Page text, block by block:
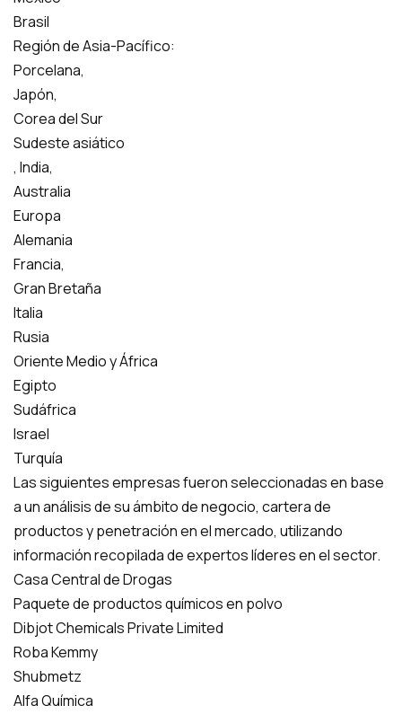
Brasil
Región de Asia-Pacífico:
Porcelana,
Japón,
Corea del Sur
Sudeste asiático
, India,
Australia
Europa
Alemania
Francia,
Gran Bretaña
Italia
Rusia
Oriente Medio y África
Egipto
Sudáfrica
Israel
Turquía
Las siguientes empresas fueron seleccionadas en base
a un análisis de su ámbito de negocio, cartera de
productos y penetración en el mercado, utilizando
información recopilada de expertos líderes en el sector.
Casa Central de Drogas
Paquete de productos químicos en polvo
Dibjot Chemicals Private Limited
Roba Kemmy
Shubmetz
Alfa Química